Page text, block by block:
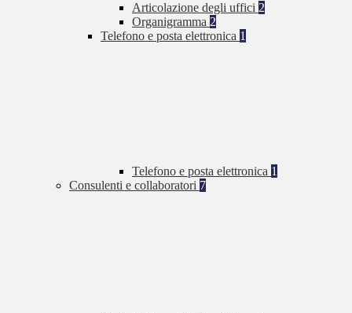
Articolazione degli uffici 2
Organigramma 2
Telefono e posta elettronica 1
Telefono e posta elettronica 1
Consulenti e collaboratori 7